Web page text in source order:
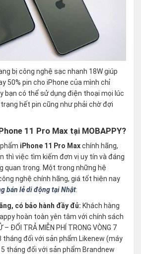
bị công nghệ sạc nhanh 18W giúp
50% pin cho iPhone của mình chỉ
bạn có thể sử dụng điện thoại mọi lúc
hết pin cũng như phải chờ đợi
11 Pro Max tại MOBAPPY?
iPhone 11 Pro Maxchính hãng,
thì việc tìm kiếm đơn vị uy tín và đáng
quan trọng. Một trong những hệ
nghệ chính hãng, giá tốt hiện nay
bán lẻ di động tại Nhật:
có bảo hành đầy đủ: Khách hàng
hoàn toàn yên tâm với chính sách
– ĐỔI TRẢ MIỄN PHÍ TRONG VÒNG 7
tháng đối với sản phẩm Likenew (máy
tháng đối với sản phẩm Brandnew